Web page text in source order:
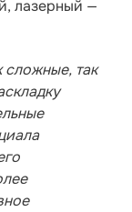
лазерный —
сложные, так